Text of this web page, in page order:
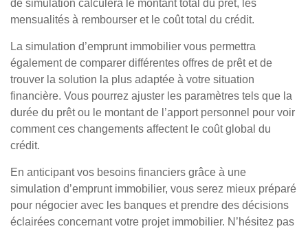
de simulation calculera le montant total du prêt, les
mensualités à rembourser et le coût total du crédit.
La simulation d’emprunt immobilier vous permettra
également de comparer différentes offres de prêt et de
trouver la solution la plus adaptée à votre situation
financière. Vous pourrez ajuster les paramètres tels que la
durée du prêt ou le montant de l’apport personnel pour voir
comment ces changements affectent le coût global du
crédit.
En anticipant vos besoins financiers grâce à une
simulation d’emprunt immobilier, vous serez mieux préparé
pour négocier avec les banques et prendre des décisions
éclairées concernant votre projet immobilier. N’hésitez pas